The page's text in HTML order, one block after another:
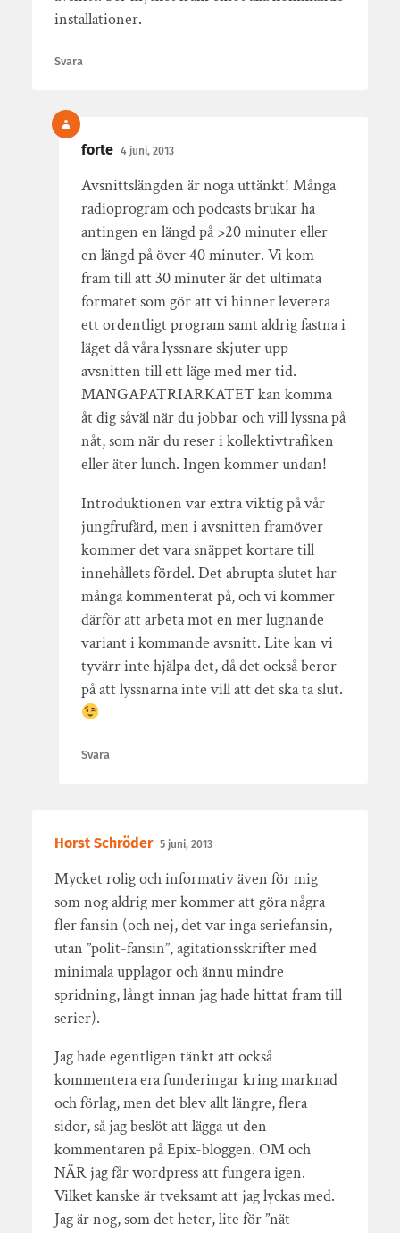
installationer.
Svara
forte 4 juni, 2013
Avsnittslängden är noga uttänkt! Många
radioprogram och podcasts brukar ha
antingen en längd på >20 minuter eller
en längd på över 40 minuter. Vi kom
fram till att 30 minuter är det ultimata
formatet som gör att vi hinner leverera
ett ordentligt program samt aldrig fastna i
läget då våra lyssnare skjuter upp
avsnitten till ett läge med mer tid.
MANGAPATRIARKATET kan komma
åt dig såväl när du jobbar och vill lyssna på
nåt, som när du reser i kollektivtrafiken
eller äter lunch. Ingen kommer undan!
Introduktionen var extra viktig på vår
jungfrufärd, men i avsnitten framöver
kommer det vara snäppet kortare till
innehållets fördel. Det abrupta slutet har
många kommenterat på, och vi kommer
därför att arbeta mot en mer lugnande
variant i kommande avsnitt. Lite kan vi
tyvärr inte hjälpa det, då det också beror
på att lyssnarna inte vill att det ska ta slut.
Svara
Horst Schröder 5 juni, 2013
Mycket rolig och informativ även för mig
som nog aldrig mer kommer att göra några
fler fansin (och nej, det var inga seriefansin,
utan ”polit-fansin”, agitationsskrifter med
minimala upplagor och ännu mindre
spridning, långt innan jag hade hittat fram till
serier).
Jag hade egentligen tänkt att också
kommentera era funderingar kring marknad
och förlag, men det blev allt längre, flera
sidor, så jag beslöt att lägga ut den
kommentaren på Epix-bloggen. OM och
NÄR jag får wordpress att fungera igen.
Vilket kanske är tveksamt att jag lyckas med.
Jag är nog, som det heter, lite för ”nät-